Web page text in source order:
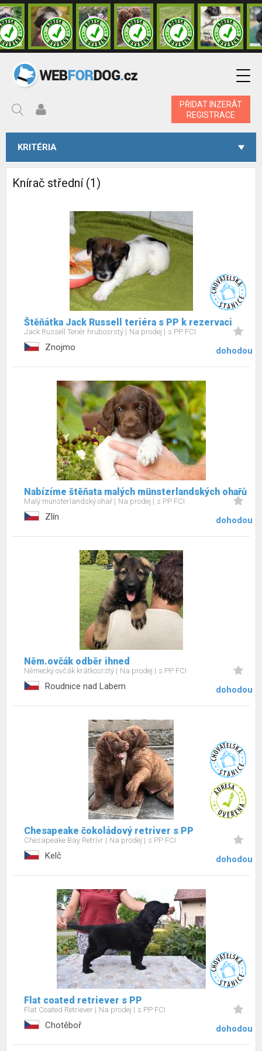
PŘIDAT INZERÁT
REGISTRACE
KRITÉRIA
Knírač střední (1)
Štěňátka Jack Russell teriéra s PP k rezervaci
Jack Russell Teriér hrubosrstý Na prodej s PP FCI
Znojmo dohodou
Nabízíme štěňata malých münsterlandských ohařů
Malý münsterlandský ohař Na prodej s PP FCI
Zlín dohodou
Něm.ovčák odběr ihned
Německý ovčák krátkosrstý Na prodej s PP FCI
Roudnice nad Labem dohodou
Chesapeake čokoládový retriver s PP
Chesapeake Bay Retrívr Na prodej s PP FCI
Kelč dohodou
Flat coated retriever s PP
Flat Coated Retriever Na prodej s PP FCI
Chotěboř dohodou